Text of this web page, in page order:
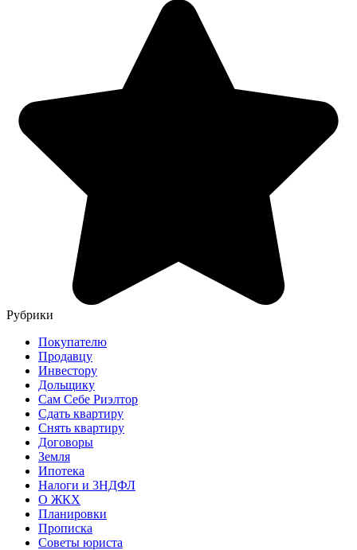
Рубрики
Покупателю
Продавцу
Инвестору
Дольщику
Сам Себе Риэлтор
Сдать квартиру
Снять квартиру
Договоры
Земля
Ипотека
Налоги и 3НДФЛ
О ЖКХ
Планировки
Прописка
Советы юриста